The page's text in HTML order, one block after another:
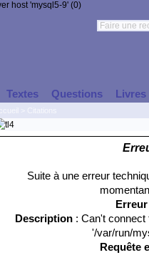
host 'mysql5-9' (0)
Textes Questions Livres
Suite à une erreur
Description: Can't connect
'/var/run/
Requête